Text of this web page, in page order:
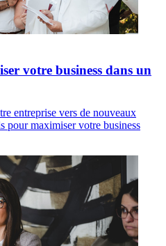
votre business dans un
entreprise vers de nouveaux
pour maximiser votre business